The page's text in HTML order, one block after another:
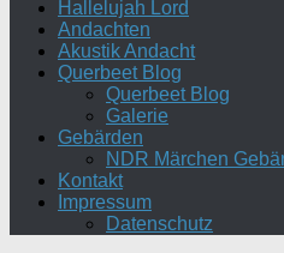
Hallelujah Lord
Andachten
Akustik Andacht
Querbeet Blog
Querbeet Blog
Galerie
Gebärden
NDR Märchen
Kontakt
Impressum
Datenschutz